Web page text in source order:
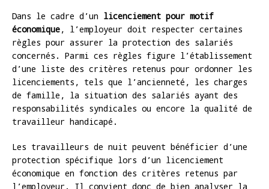
Dans le cadre d’un licenciement pour motif
économique, l’employeur doit respecter certaines
règles pour assurer la protection des salariés
concernés. Parmi ces règles figure l’établissement
d’une liste des critères retenus pour ordonner les
licenciements, tels que l’ancienneté, les charges
de famille, la situation des salariés ayant des
responsabilités syndicales ou encore la qualité de
travailleur handicapé.
Les travailleurs de nuit peuvent bénéficier d’une
protection spécifique lors d’un licenciement
économique en fonction des critères retenus par
l’employeur. Il convient donc de bien analyser la